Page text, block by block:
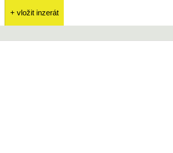
+ vložit inzerát